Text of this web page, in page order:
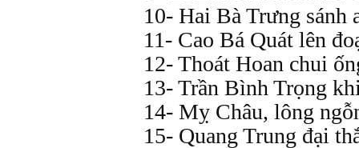
10- Hai Bà Trưng sánh
11- Cao Bá Quát lên
12- Thoát Hoan chui
13- Trần Bình Trọng
14- Mỵ Châu, lông
15- Quang Trung đại